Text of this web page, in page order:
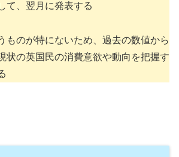
て、翌月に発表する
ものが特にないため、過去の数値から
状の英国民の消費意欲や動向を把握す